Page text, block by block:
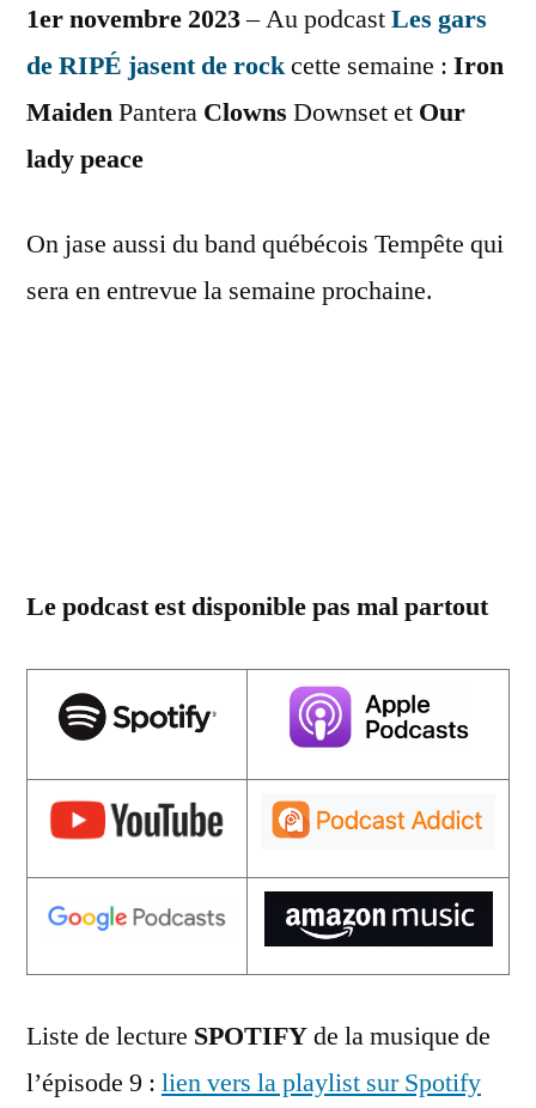
1er novembre 2023– Au podcastLes gars
de RIPÉ jasent de rockcette semaine : Iron
MaidenPantera Clowns Downset et Our
lady peace
On jase aussi du band québécois Tempête qui
sera en entrevue la semaine prochaine.
Le podcast est disponible pas mal partout
Liste de lecture SPOTIFYde la musique de
l’épisode 9 : lien vers la playlist sur Spotify